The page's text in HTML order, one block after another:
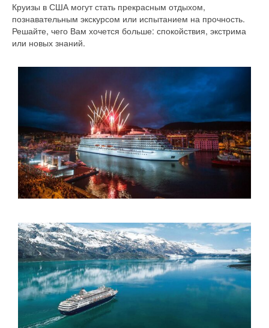
Круизы в США могут стать прекрасным отдыхом,
познавательным экскурсом или испытанием на прочность.
Решайте, чего Вам хочется больше: спокойствия, экстрима
или новых знаний.